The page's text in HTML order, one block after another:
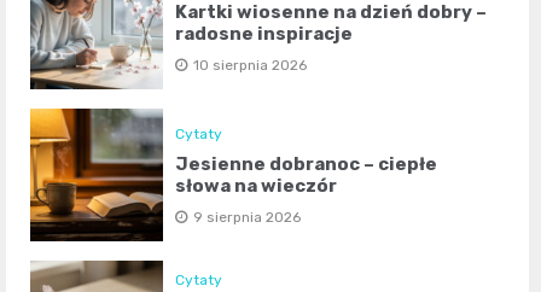
Kartki wiosenne na dzień dobry –
radosne inspiracje
10 sierpnia 2026
Cytaty
Jesienne dobranoc – ciepłe
słowa na wieczór
9 sierpnia 2026
Cytaty